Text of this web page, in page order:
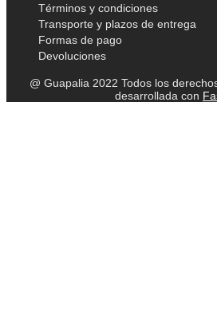
Términos y condiciones
Transporte y plazos de entrega
Formas de pago
Devoluciones
@ Guapalia 2022 Todos los
desarrollada con